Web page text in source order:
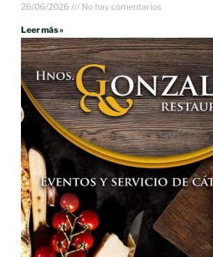
26/06/2026 No hay comentarios
Leer más »